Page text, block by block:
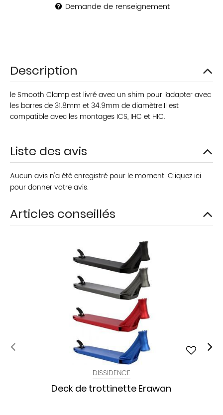
Demande de renseignement
Description
le Smooth Clamp est livré avec un shim pour l´adapter avec
les barres de 31.8mm et 34.9mm de diamètre.Il est
compatible avec les montages ICS, IHC et HIC.
Liste des avis
Aucun avis n'a été enregistré pour le moment. Cliquez ici
pour donner votre avis.
Articles conseillés
DISSIDENCE
Deck de trottinette Erawan